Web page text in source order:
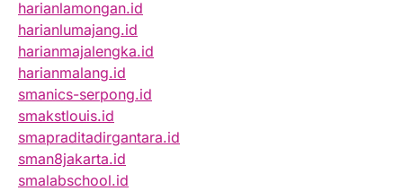
harianlamongan.id
harianlumajang.id
harianmajalengka.id
harianmalang.id
smanics-serpong.id
smakstlouis.id
smapraditadirgantara.id
sman8jakarta.id
smalabschool.id